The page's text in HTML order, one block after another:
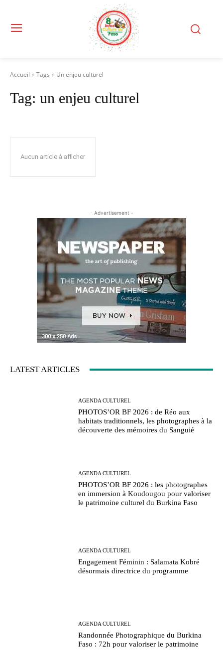
Accueil Tags Un enjeu culturel
Tag: un enjeu culturel
Aucun article à afficher
- Advertisement -
LATEST ARTICLES
AGENDA CULTUREL
PHOTOS’OR BF 2026 : de Réo aux
habitats traditionnels, les photographes à la
découverte des mémoires du Sanguié
AGENDA CULTUREL
PHOTOS’OR BF 2026 : les photographes
en immersion à Koudougou pour valoriser
le patrimoine culturel du Burkina Faso
AGENDA CULTUREL
Engagement Féminin : Salamata Kobré
désormais directrice du programme
AGENDA CULTUREL
Randonnée Photographique du Burkina
Faso : 72h pour valoriser le patrimoine